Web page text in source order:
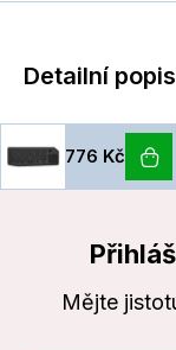
Detailní
776 Kč
Mějte